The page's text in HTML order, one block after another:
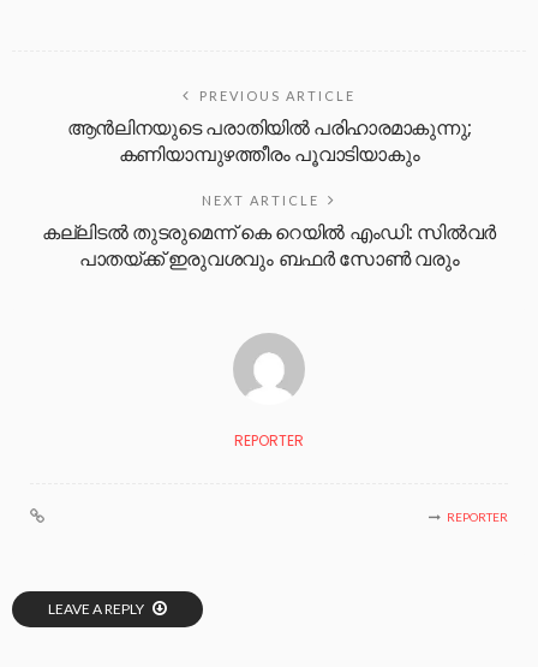
PREVIOUS ARTICLE
ആന്‍ലിനയുടെ പരാതിയില്‍ പരിഹാരമാകുന്നു;
കണിയാമ്പുഴത്തീരം പൂവാടിയാകും
NEXT ARTICLE
കല്ലിടൽ തുടരുമെന്ന് കെ റെയിൽ എംഡി: സിൽവ‍ർ
പാതയ്ക്ക് ഇരുവശവും ബഫർ സോൺ വരും
REPORTER
REPORTER
LEAVE A REPLY